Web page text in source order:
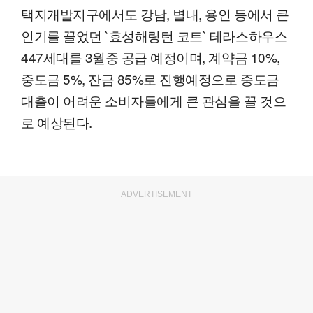
택지개발지구에서도 강남, 별내, 용인 등에서 큰
인기를 끌었던 `효성해링턴 코트` 테라스하우스
447세대를 3월중 공급 예정이며, 계약금 10%,
중도금 5%, 잔금 85%로 진행예정으로 중도금
대출이 어려운 소비자들에게 큰 관심을 끌 것으
로 예상된다.
ADVERTISEMENT